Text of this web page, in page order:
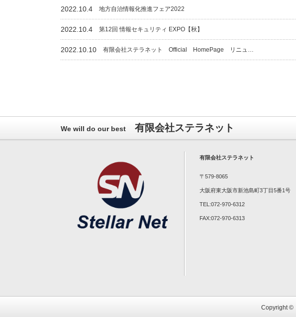
2022.10.4 地方自治情報化推進フェア2022
2022.10.4 第12回 情報セキュリティ EXPO【秋】
2022.10.10 有限会社ステラネット Official HomePage リニュ…
We will do our best 有限会社ステラネット
有限会社ステラネット
〒 579-8065
大阪府東大阪市新池島町3丁目5番1号
TEL:072-970-6312
FAX:072-970-6313
Copyright ©